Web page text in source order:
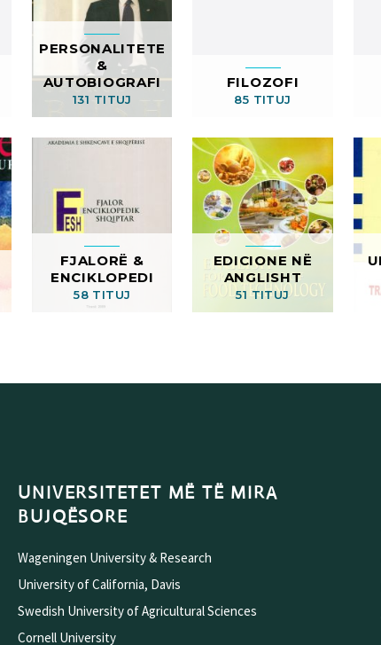
PERSONALITETE
&
AUTOBIOGRAFI
131 TITUJ
FILOZOFI
85 TITUJ
FJALORË &
ENCIKLOPEDI
58 TITUJ
EDICIONE NË
ANGLISHT
51 TITUJ
UNIVERSITETET MË TË MIRA
BUJQËSORE
Wageningen University & Research
University of California, Davis
Swedish University of Agricultural Sciences
Cornell University